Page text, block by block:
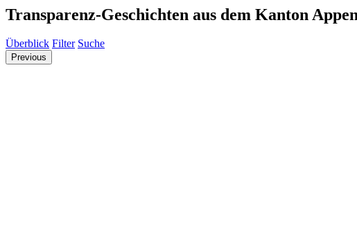
Transparenz-Geschichten aus dem Kanton
Überblick Filter Suche
Previous